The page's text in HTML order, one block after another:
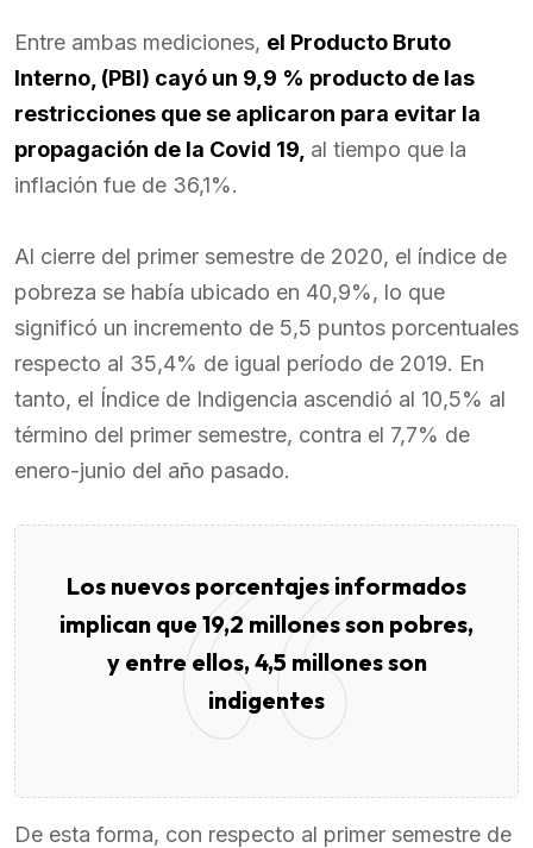
Entre ambas mediciones, el Producto Bruto
Interno, (PBI) cayó un 9,9 % producto de las
restricciones que se aplicaron para evitar la
propagación de la Covid 19, al tiempo que la
inflación fue de 36,1%.
Al cierre del primer semestre de 2020, el índice de
pobreza se había ubicado en 40,9%, lo que
significó un incremento de 5,5 puntos porcentuales
respecto al 35,4% de igual período de 2019. En
tanto, el Índice de Indigencia ascendió al 10,5% al
término del primer semestre, contra el 7,7% de
enero-junio del año pasado.
Los nuevos porcentajes informados
implican que 19,2 millones son pobres,
y entre ellos, 4,5 millones son
indigentes
De esta forma, con respecto al primer semestre de